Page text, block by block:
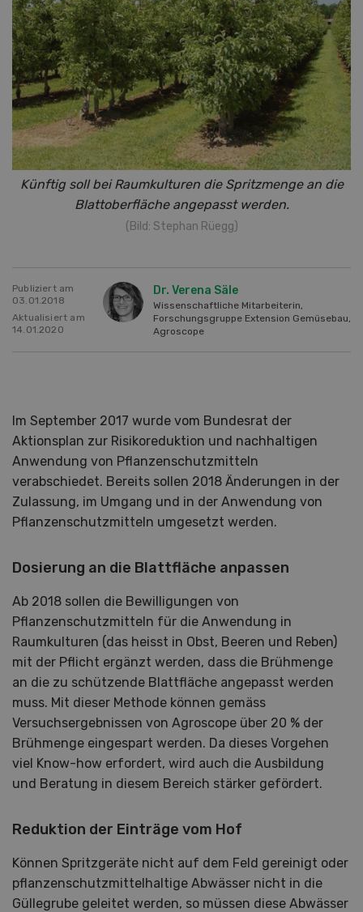
Künftig soll bei Raumkulturen die Spritzmenge an die
Blattoberfläche angepasst werden.
(Bild: Stephan Rüegg)
Publiziert am
03.01.2018
Aktualisiert am
14.01.2020
Dr. Verena Säle
Wissenschaftliche Mitarbeiterin,
Forschungsgruppe Extension Gemüsebau,
Agroscope
Im September 2017 wurde vom Bundesrat der
Aktionsplan zur Risikoreduktion und nachhaltigen
Anwendung von Pflanzenschutzmitteln
verabschiedet. Bereits sollen 2018 Änderungen in der
Zulassung, im Umgang und in der Anwendung von
Pflanzenschutzmitteln umgesetzt werden.
Dosierung an die Blattfläche anpassen
Ab 2018 sollen die Bewilligungen von
Pflanzenschutzmitteln für die Anwendung in
Raumkulturen (das heisst in Obst, Beeren und Reben)
mit der Pflicht ergänzt werden, dass die Brühmenge
an die zu schützende Blattfläche angepasst werden
muss. Mit dieser Methode können gemäss
Versuchsergebnissen von Agroscope über 20 % der
Brühmenge eingespart werden. Da dieses Vorgehen
viel Know-how erfordert, wird auch die Ausbildung
und Beratung in diesem Bereich stärker gefördert.
Reduktion der Einträge vom Hof
Können Spritzgeräte nicht auf dem Feld gereinigt oder
pflanzenschutzmittelhaltige Abwässer nicht in die
Güllegrube geleitet werden, so müssen diese Abwässer